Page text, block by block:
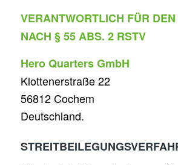
VERANTWORTLICH FÜR
NACH § 55 ABS. 2 RSTV
Hero Quarters GmbH
Klottenerstraße 22
56812 Cochem
Deutschland.